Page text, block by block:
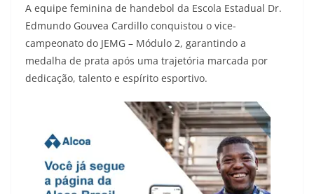
A equipe feminina de handebol da Escola Estadual Dr.
Edmundo Gouvea Cardillo conquistou o vice-
campeonato do JEMG – Módulo 2, garantindo a
medalha de prata após uma trajetória marcada por
dedicação, talento e espírito esportivo.